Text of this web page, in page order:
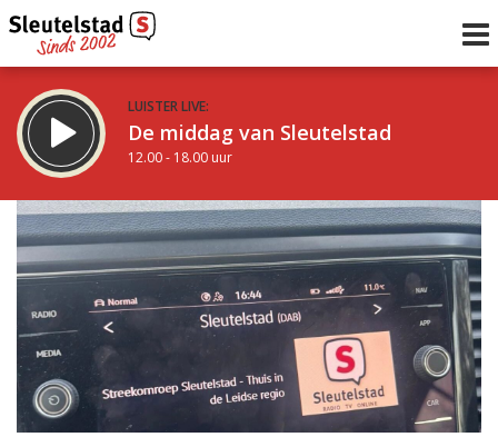
LUISTER LIVE:
De middag van Sleutelstad
12.00 - 18.00 uur
STRAKS:
De vrijdagavond met Keanu
18.00 - 19.00 uur
Vorig uur
uur 1 van 0 Volgend uur